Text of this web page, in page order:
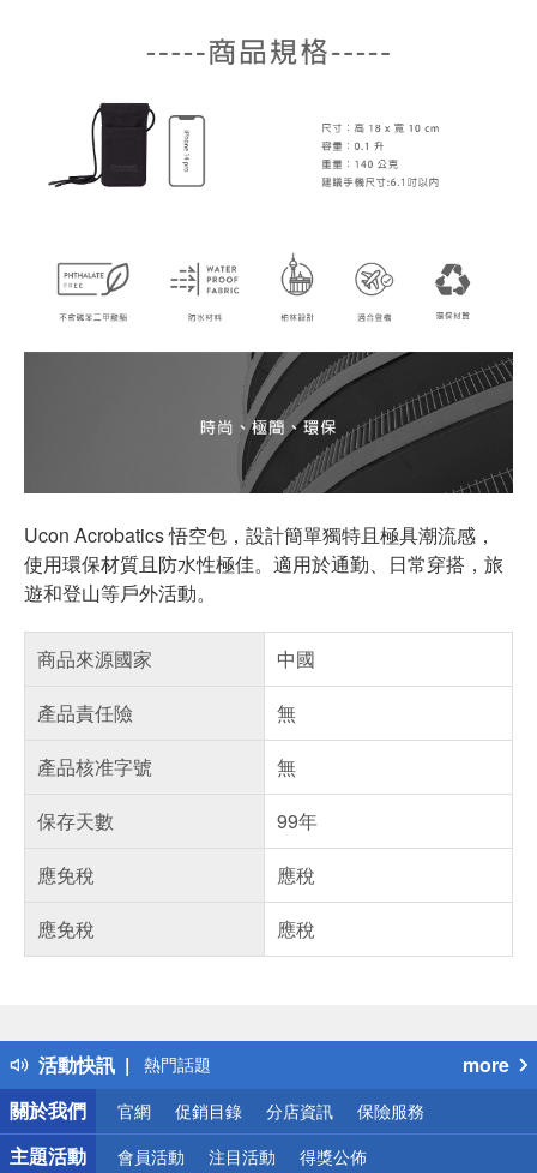
Ucon Acrobatics 悟空包，設計簡單獨特且極具潮流感，
使用環保材質且防水性極佳。適用於通勤、日常穿搭，旅
遊和登山等戶外活動。
商品來源國家
中國
產品責任險
無
產品核准字號
無
保存天數
99年
應免稅
應稅
應免稅
應稅
活動快訊
得獎公告
熱門話題
銀行優惠
偏遠地區配送
詐騙網頁！請小心！
more
關於我們
官網 促銷目錄 分店資訊 保險服務
主題活動 會員活動 注目活動 得獎公佈